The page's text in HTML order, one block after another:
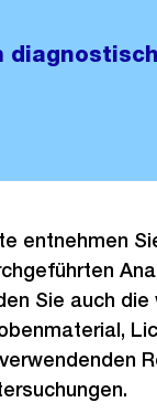
entnehmen
Sie auch